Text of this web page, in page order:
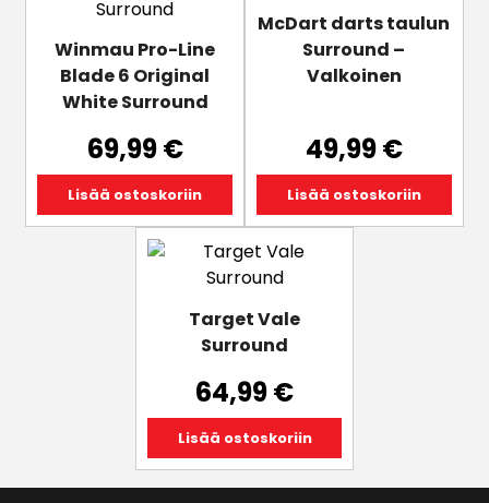
Winmau Pro-Line
Blade 6 Original
White Surround
69,99€
Lisää ostoskoriin
McDart darts taulun
Surround –
Valkoinen
49,99€
Lisää ostoskoriin
Target Vale
Surround
64,99€
Lisää ostoskoriin